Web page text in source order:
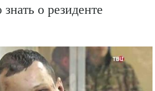
о резиденте